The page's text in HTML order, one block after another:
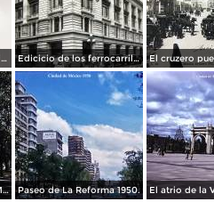
Edicio de La Loteria Nacional Ciudad de México Abril de 1964 Edicicio de los ferrocarriles.
Paseo de La Reforma y Mto a La Independencia 1950 Paseo de La Reforma 1950.